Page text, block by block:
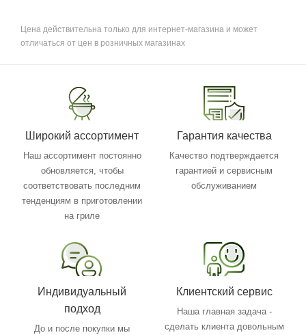
Цена действительна только для интернет-магазина и может
отличаться от цен в розничных магазинах
Широкий ассортимент
Наш ассортимент постоянно
обновляется, чтобы
соответствовать последним
тенденциям в приготовлении
на гриле
Гарантия качества
Качество подтверждается
гарантией и сервисным
обслуживанием
Индивидуальный
подход
До и после покупки мы
Клиентский сервис
Наша главная задача -
сделать клиента довольным